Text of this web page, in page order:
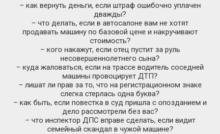
– как вернуть деньги, если штраф ошибочно уплачен
дважды?
– что делать, если в автосалоне вам не хотят
продавать машину по базовой цене и накручивают
стоимость?
– кого накажут, если отец пустит за руль
несовершеннолетнего сына?
– куда жаловаться, если на трассе водитель соседней
машины провоцирует ДТП?
– лишат ли прав за то, что на регистрационном знаке
слегка стерлась одна буква?
– как быть, если повестка в суд пришла с опозданием и
дело рассмотрели без вас?
– что инспектор ДПС вправе сделать, если видит
семейный скандал в чужой машине?